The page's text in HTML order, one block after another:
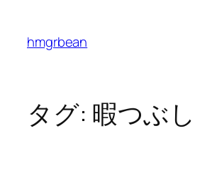
hmgrbean
タグ: 暇つぶし